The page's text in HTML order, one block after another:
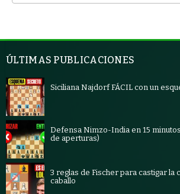
ÚLTIMAS PUBLICACIONES
Siciliana Najdorf FÁCIL con un
Defensa Nimzo-India en 15
de aperturas)
3 reglas de Fischer para castigar la
caballo